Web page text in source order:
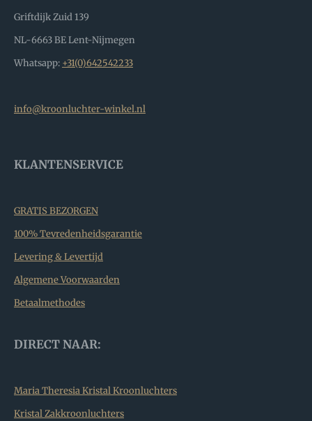
Griftdijk Zuid 139
NL-6663 BE Lent-Nijmegen
Whatsapp: +31(0)642542233
info@kroonluchter-winkel.nl
KLANTENSERVICE
GRATIS BEZORGEN
100% Tevredenheidsgarantie
Levering & Levertijd
Algemene Voorwaarden
Betaalmethodes
DIRECT NAAR:
Maria Theresia Kristal Kroonluchters
Kristal Zakkroonluchters